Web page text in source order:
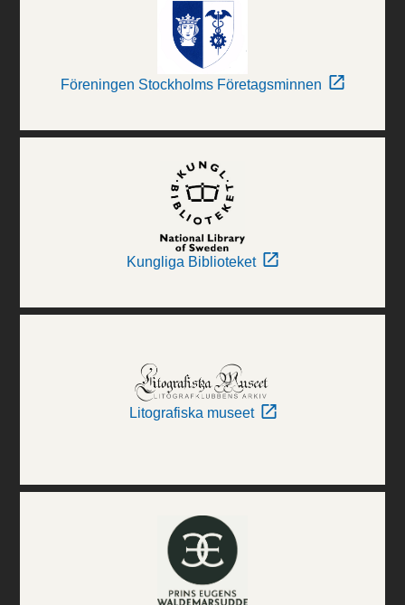
Föreningen Stockholms Företagsminnen
Kungliga Biblioteket
Litografiska museet